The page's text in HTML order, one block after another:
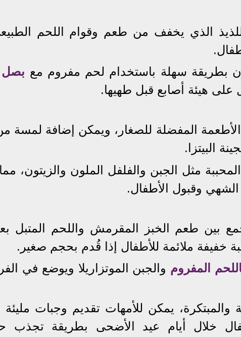
اللذيذ الذي يخفف من طعم وقوام اللحم
بطريقة سهلة باستخدام لحم مفروم مع بصل
هيئة أصابع قبل طهيها.
الأطعمة المفضلة للصغار، ويمكن إضافة لمسة
البيتزا.
مثل الجبن والفلفل الملون والزيتون،
وقبول الأطفال.
بين طعم الخبز المقرمش واللحم المتبل
خفيفة ملائمة للأطفال إذا قُدم بحجم صغير.
المفروم والجبن الموتزاريلا ويوضع في
والمبتكرة، يمكن للأمهات تقديم وجبات مليئة
خلال أيام عيد الأضحى بطريقة تجذب